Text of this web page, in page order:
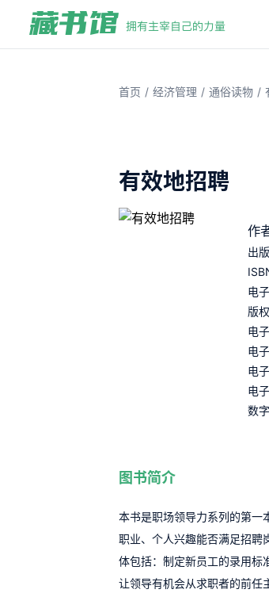
首页 / 经济管理 / 通俗读物 /
有效地招聘
作
出
电
版
电
电
电
电
数
图书简介
本书是职场领导力系列的第一
职业、个人兴趣能否满足招聘
体包括：制定新员工的录用标
让领导有机会从求职者的前任